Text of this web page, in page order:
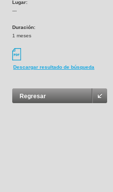
Lugar:
---
Duración:
1 meses
Descargar resultado de búsqueda
Regresar